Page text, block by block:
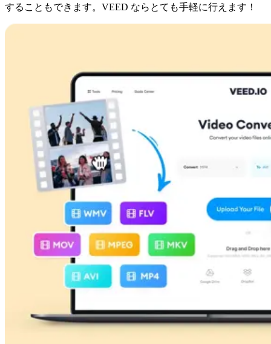
することもできます。VEED ならとても手軽に行えます！